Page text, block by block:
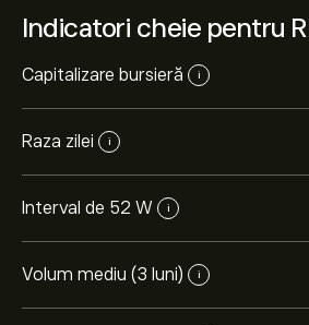
Indicatori cheie pentru
Capitalizare bursieră i
Raza zilei i
Interval de 52 W i
Volum mediu (3 luni) i